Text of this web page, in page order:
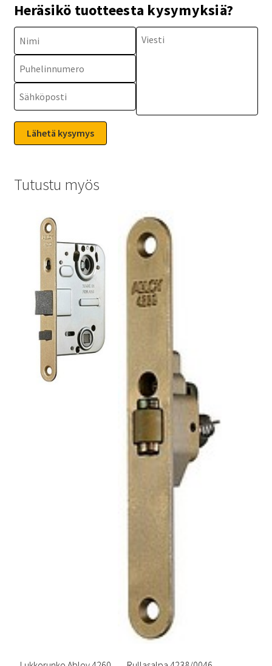
Heräsikö tuotteesta kysymyksiä?
Tutustu myös